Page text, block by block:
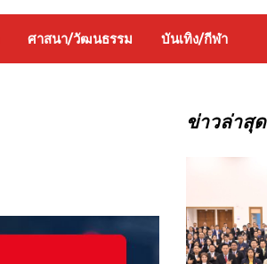
ศาสนา/วัฒนธรรม บันเทิง/กีฬา
ข่าวล่าสุด